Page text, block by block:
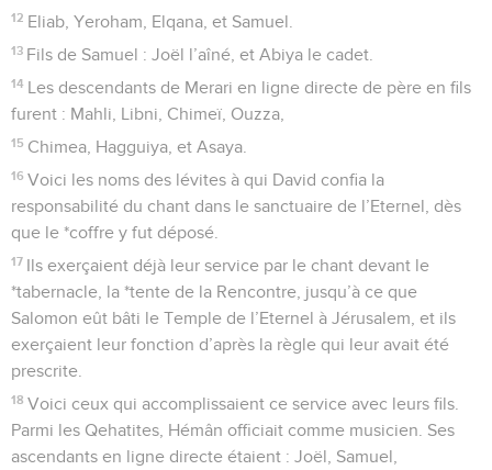
12 Eliab, Yeroham, Elqana, et Samuel.
13 Fils de Samuel : Joël l’aîné, et Abiya le cadet.
14 Les descendants de Merari en ligne directe de père en fils
furent : Mahli, Libni, Chimeï, Ouzza,
15 Chimea, Hagguiya, et Asaya.
16 Voici les noms des lévites à qui David confia la
responsabilité du chant dans le sanctuaire de l’Eternel, dès
que le *coffre y fut déposé.
17 Ils exerçaient déjà leur service par le chant devant le
*tabernacle, la *tente de la Rencontre, jusqu’à ce que
Salomon eût bâti le Temple de l’Eternel à Jérusalem, et ils
exerçaient leur fonction d’après la règle qui leur avait été
prescrite.
18 Voici ceux qui accomplissaient ce service avec leurs fils.
Parmi les Qehatites, Hémân officiait comme musicien. Ses
ascendants en ligne directe étaient : Joël, Samuel,